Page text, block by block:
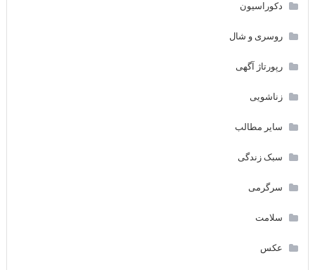
دکوراسیون
روسری و شال
رپورتاژ آگهی
زناشویی
سایر مطالب
سبک زندگی
سرگرمی
سلامت
عکس